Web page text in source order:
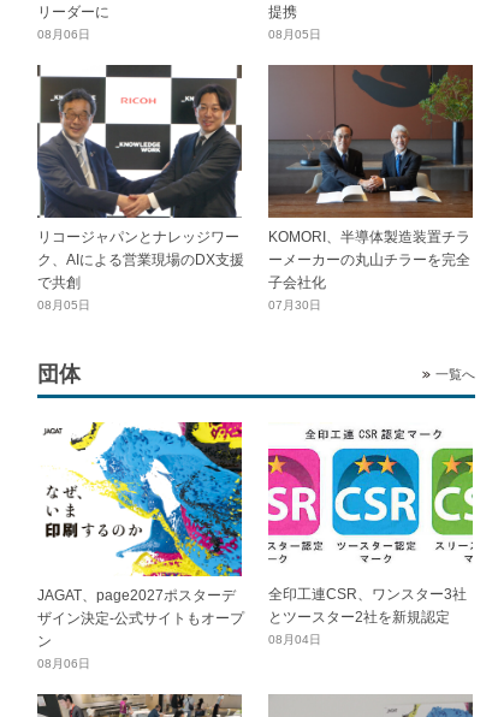
リーダーに
08月06日
提携
08月05日
リコージャパンとナレッジワー
ク、AIによる営業現場のDX支援
で共創
08月05日
KOMORI、半導体製造装置チラ
ーメーカーの丸山チラーを完全
子会社化
07月30日
団体 一覧へ
JAGAT、page2027ポスターデ
ザイン決定-公式サイトもオープ
ン
08月06日
全印工連CSR、ワンスター3社
とツースター2社を新規認定
08月04日